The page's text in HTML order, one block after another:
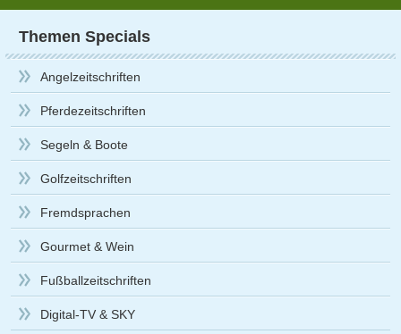
Themen Specials
Angelzeitschriften
Pferdezeitschriften
Segeln & Boote
Golfzeitschriften
Fremdsprachen
Gourmet & Wein
Fußballzeitschriften
Digital-TV & SKY